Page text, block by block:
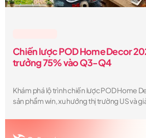
Chiến lược POD Home Decor
trưởng 75% vào Q3-Q4
Khám phá lộ trình chiến lược POD Home
sản phẩm win, xu hướng thị trường US và